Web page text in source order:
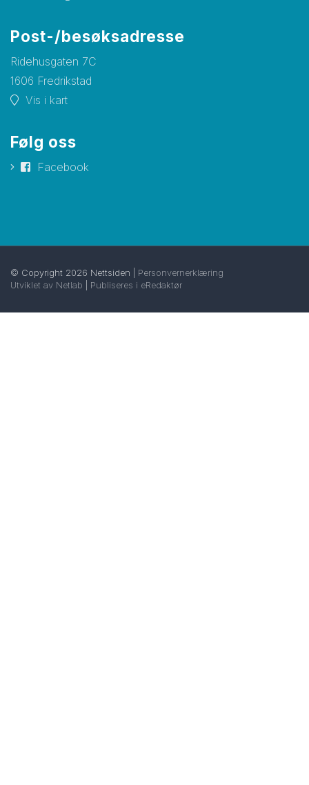
Post-/besøksadresse
Ridehusgaten 7C
1606 Fredrikstad
Vis i kart
Følg oss
Facebook
© Copyright 2026 Nettsiden | Personvernerklæring
Utviklet av Netlab
Publiseres i eRedaktør